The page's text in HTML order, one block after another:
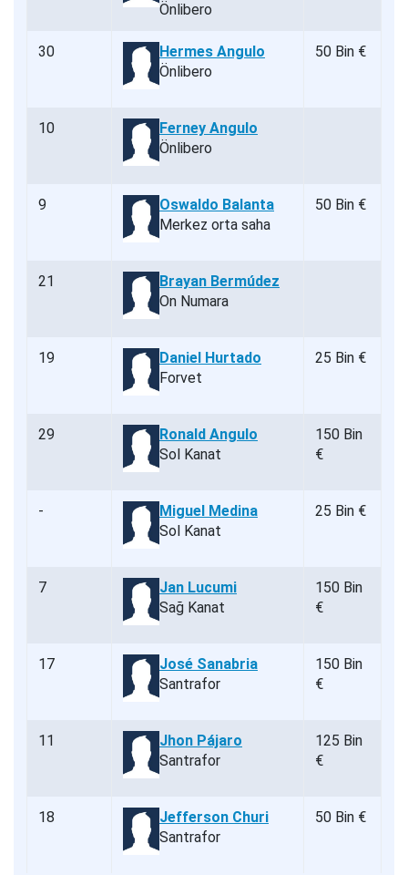
Önlibero
30
Hermes Angulo
Önlibero
50 Bin €
10
Ferney Angulo
Önlibero
9
Oswaldo Balanta
Merkez orta saha
50 Bin €
21
Brayan Bermúdez
On Numara
19
Daniel Hurtado
Forvet
25 Bin €
29
Ronald Angulo
Sol Kanat
150 Bin
€
-
Miguel Medina
Sol Kanat
25 Bin €
7
Jan Lucumi
Sağ Kanat
150 Bin
€
17
José Sanabria
Santrafor
150 Bin
€
11
Jhon Pájaro
Santrafor
125 Bin
€
18
Jefferson Churi
Santrafor
50 Bin €